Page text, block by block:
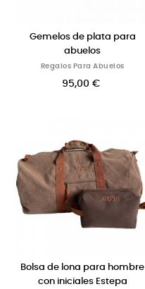
Gemelos de plata para
abuelos
Regalos Para Abuelos
95,00 €
Bolsa de lona para hombre
con iniciales Estepa